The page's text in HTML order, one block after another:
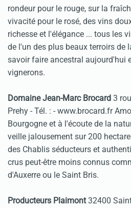
rondeur pour le rouge, sur la
vivacité pour le rosé, des vins
richesse et l'élégance ... tous les
de l'un des plus beaux terroirs de
savoir faire ancestral aujourd'hui
vignerons.
Domaine Jean-Marc Brocard 3
Prehy - Tél. : - www.brocard.fr
Bourgogne et à l'écoute de la
veille jalousement sur 200
des Chablis séducteurs et
crus peut-être moins connus
d'Auxerre ou le Saint Bris.
Producteurs Plaimont32400